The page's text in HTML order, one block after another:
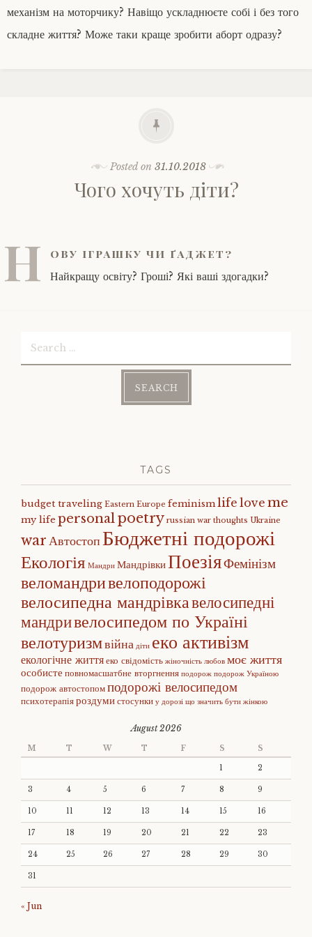
механізм на моторчику? Навіщо ускладнюєте собі і без того
складне життя? Може таки краще зробити аборт одразу?
Posted on31.10.2018
Чого хочуть діти?
Н ову іграшку чи ґаджет?
Найкращу освіту? Гроші? Які ваші здогадки?
TAGS
budget traveling Eastern Europe feminismlife love me
my life personalpoetry russian war thoughts Ukraine
warАвтостопБюджетні подорожі
Екологія Мандри МандрівкиПоезіяФемінізм
веломандривелоподорожі
велосипедна мандрівкавелосипедні
мандривелосипедом по Україні
велотуризмвійна діти еко активізм
екологічне життяеко свідомість жіночність любов моє життя
особисте повномасшатбне вторгнення подорож подорож Україною
подорож автостопомподорожі велосипедом
психотерапіяроздумистосунки у дорозі що значить бути жінкою
August 2026
M T W T F S S
1 2
3 4 5 6 7 8 9
10 11 12 13 14 15 16
17 18 19 20 21 22 23
24 25 26 27 28 29 30
31
« Jun